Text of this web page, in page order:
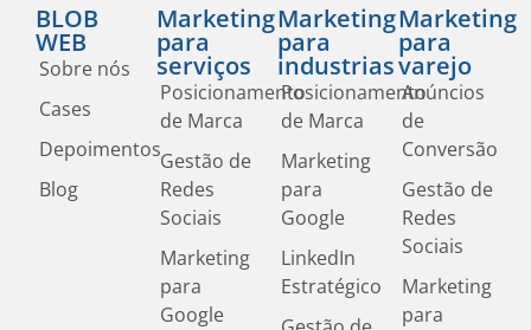
BLOB
WEB
Sobre nós
Cases
Depoimentos
Blog
Marketing
para
serviços
Posicionamento
de Marca
Gestão de
Redes
Sociais
Marketing
para
Google
Marketing
para
industrias
Posicionamento
de Marca
Marketing
para
Google
LinkedIn
Estratégico
Marketing
para
varejo
Anúncios
de
Conversão
Gestão de
Redes
Sociais
Marketing
para